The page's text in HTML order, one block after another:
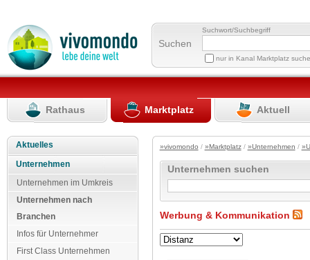
Suchen
Suchwort/Suchbegriff
nur in Kanal Marktplatz
Rathaus Marktplatz Aktuell
Aktuelles
Unternehmen
Unternehmen im Umkreis
Unternehmen nach
Branchen
Infos für Unternehmer
First Class Unternehmen
»vivomondo / »Marktplatz/ »Unternehmen /
Unternehmen suchen
Werbung & Kommunikation